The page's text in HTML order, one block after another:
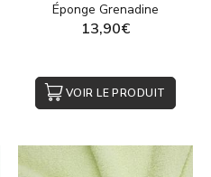
Éponge Grenadine
13,90€
VOIR LE PRODUIT